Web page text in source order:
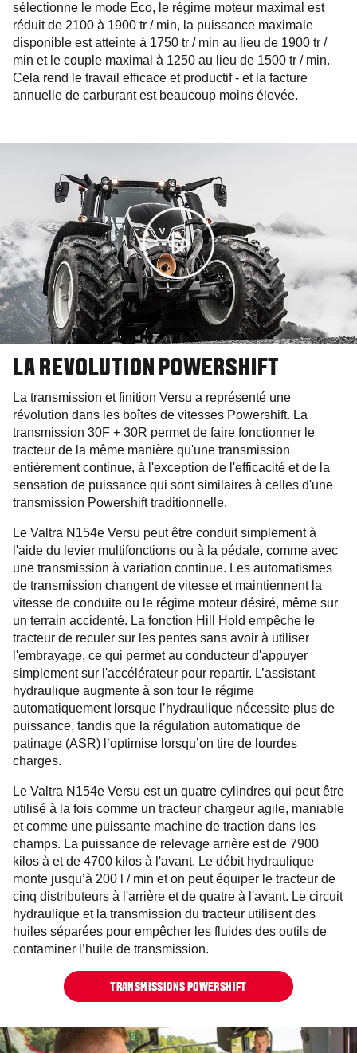
sélectionne le mode Eco, le régime moteur maximal est
réduit de 2100 à 1900 tr / min, la puissance maximale
disponible est atteinte à 1750 tr / min au lieu de 1900 tr /
min et le couple maximal à 1250 au lieu de 1500 tr / min.
Cela rend le travail efficace et productif - et la facture
annuelle de carburant est beaucoup moins élevée.
LA REVOLUTION POWERSHIFT
La transmission et finition Versu a représenté une
révolution dans les boîtes de vitesses Powershift. La
transmission 30F + 30R permet de faire fonctionner le
tracteur de la même manière qu'une transmission
entièrement continue, à l'exception de l'efficacité et de la
sensation de puissance qui sont similaires à celles d'une
transmission Powershift traditionnelle.
Le Valtra N154e Versu peut être conduit simplement à
l'aide du levier multifonctions ou à la pédale, comme avec
une transmission à variation continue. Les automatismes
de transmission changent de vitesse et maintiennent la
vitesse de conduite ou le régime moteur désiré, même sur
un terrain accidenté. La fonction Hill Hold empêche le
tracteur de reculer sur les pentes sans avoir à utiliser
l'embrayage, ce qui permet au conducteur d'appuyer
simplement sur l'accélérateur pour repartir. L’assistant
hydraulique augmente à son tour le régime
automatiquement lorsque l’hydraulique nécessite plus de
puissance, tandis que la régulation automatique de
patinage (ASR) l’optimise lorsqu’on tire de lourdes
charges.
Le Valtra N154e Versu est un quatre cylindres qui peut être
utilisé à la fois comme un tracteur chargeur agile, maniable
et comme une puissante machine de traction dans les
champs. La puissance de relevage arrière est de 7900
kilos à et de 4700 kilos à l'avant. Le débit hydraulique
monte jusqu’à 200 l / min et on peut équiper le tracteur de
cinq distributeurs à l'arrière et de quatre à l'avant. Le circuit
hydraulique et la transmission du tracteur utilisent des
huiles séparées pour empêcher les fluides des outils de
contaminer l’huile de transmission.
TRANSMISSIONS POWERSHIFT